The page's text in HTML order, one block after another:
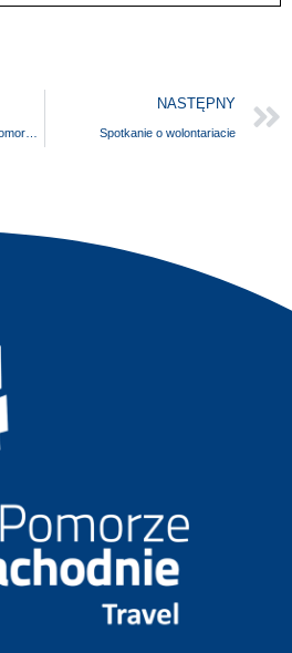
NASTĘPNY
Spotkanie o wolontariacie